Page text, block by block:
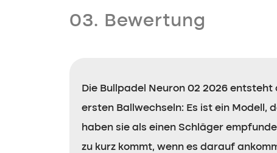
03. Bewertung
Die Bullpadel Neuron 02 2026
ersten Ballwechseln: Es ist ein Modell,
haben sie als einen Schläger
zu kurz kommt, wenn es darauf